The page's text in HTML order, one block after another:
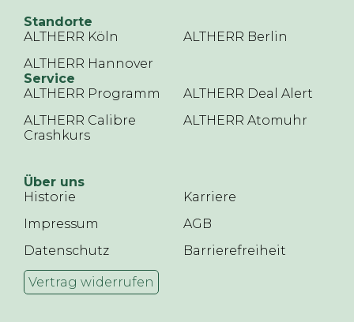
Standorte
ALTHERR Köln
ALTHERR Berlin
ALTHERR Hannover
Service
ALTHERR Programm
ALTHERR Deal Alert
ALTHERR Calibre
Crashkurs
ALTHERR Atomuhr
Über uns
Historie
Karriere
Impressum
AGB
Datenschutz
Barrierefreiheit
Vertrag widerrufen